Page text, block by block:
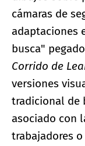
cámaras de
adaptaciones
busca"
Corrido de
versiones
tradicional de
asociado con
trabajadores